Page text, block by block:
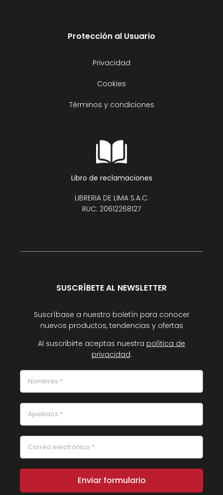
Protección al Usuario
Privacidad
Cookies
Términos y condiciones
Libro de reclamaciones
LIBRERIA DE LIMA S.A.C.
RUC: 20612268127
SUSCRÍBETE AL NEWSLETTER
Suscríbase a nuestro boletín para conocer
nuevos productos, tendencias y ofertas
Al suscribirte aceptas nuestra política de
privacidad.